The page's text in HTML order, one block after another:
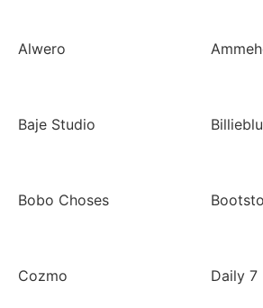
Alwero
Baje Studio
Bobo Choses
Cozmo Daily 7